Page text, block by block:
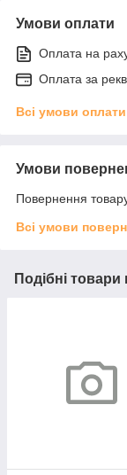
Умови оплати
Оплата на
Оплата за
Всі умови оплати
Умови
Повернення
Всі умови
Подібні товари